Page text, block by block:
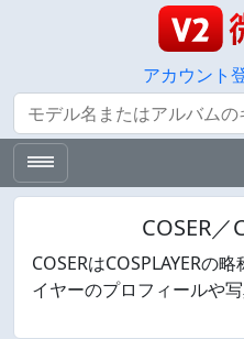
アカウント
サーチ
COSER／
COSERはCOSPLAYERの
イヤーのプロフィールや